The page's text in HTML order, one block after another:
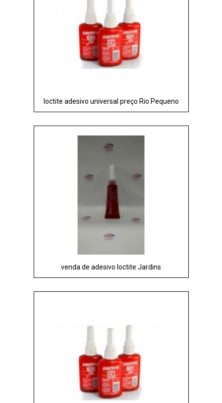
loctite adesivo universal preço Rio Pequeno
venda de adesivo loctite Jardins